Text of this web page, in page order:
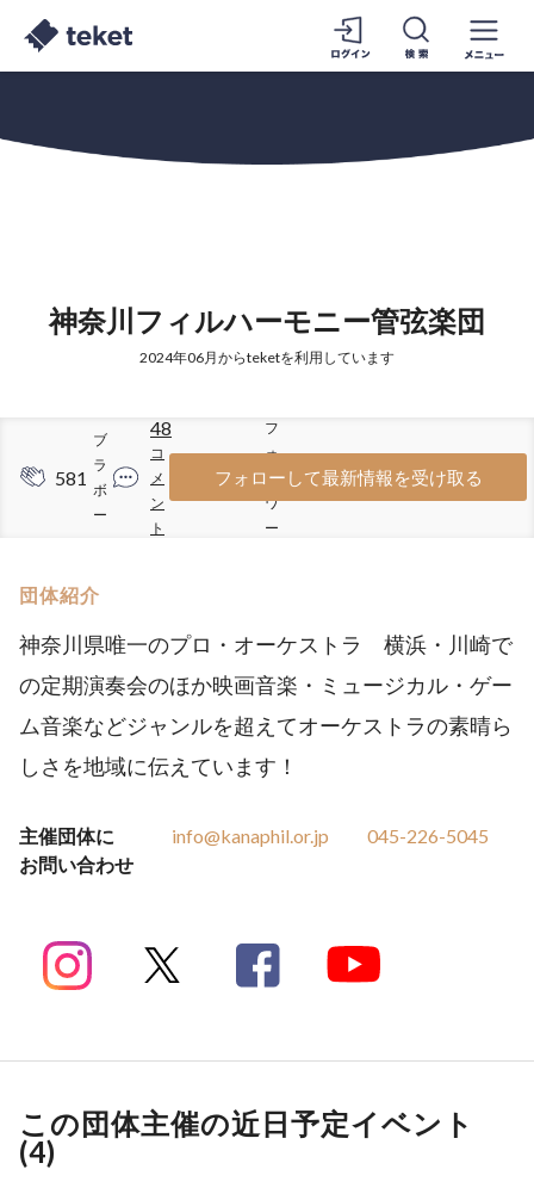
神奈川フィルハーモニー管弦楽団
2024年06月からteketを利用しています
581
ブ
ラ
ボ
ー
48
コ
メ
ン
ト
1592
フ
ォ
ロ
ワ
ー
フォローして最新情報を受け取る
団体紹介
神奈川県唯一のプロ・オーケストラ 横浜・川崎で
の定期演奏会のほか映画音楽・ミュージカル・ゲー
ム音楽などジャンルを超えてオーケストラの素晴ら
しさを地域に伝えています！
主催団体に
お問い合わせ
info@kanaphil.or.jp 045-226-5045
この団体主催の近日予定イベント
(4)